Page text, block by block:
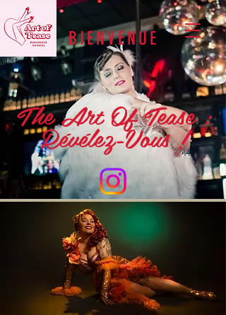
BIENVENUE
Art Of Tease - Burlesque School
The Art Of Tease :
Révélez-Vous !